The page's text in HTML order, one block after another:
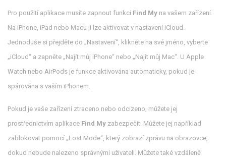
Pro použití aplikace musíte zapnout funkci Find My na vašem zařízení.
Na iPhone, iPad nebo Macu ji lze aktivovat v nastavení iCloud.
Jednoduše si přejděte do „Nastavení“, klikněte na své jméno, vyberte
„iCloud“ a zapněte „Najít můj iPhone“ nebo „Najít můj Mac“. U Apple
Watch nebo AirPods je funkce aktivována automaticky, pokud je
spárována s vaším iPhonem.
Pokud je vaše zařízení ztraceno nebo odcizeno, můžete jej
prostřednictvím aplikace Find My zabezpečit. Můžete jej například
zablokovat pomocí „Lost Mode“, který zobrazí zprávu na obrazovce,
dokud nebude nalezeno správnými uživateli. Můžete také vzdáleně